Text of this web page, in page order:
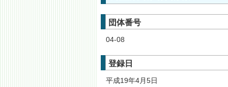
団体番号
04-08
登録日
平成19年4月5日